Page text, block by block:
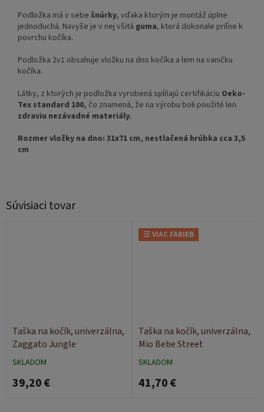
Súvisiaci tovar
Taška na kočík, univerzálna,
Zaggato Jungle
SKLADOM
39,20 €
☰ VIAC FARIEB
Taška na kočík, univerzálna,
Mio Bebe Street
SKLADOM
41,70 €
Podložka má v sebe šnúrky, vďaka ktorým je montáž úplne
jednoduchá. Navyše je v nej všitá guma, ktorá dokonale priľne k
povrchu kočíka.
Podložka 2v1 obsahuje vložku na dno kočíka a lem na vaničku
kočíka.
Látky, z ktorých je podložka vyrobená spĺňajú certifikáciu Oeko-
Tex standard 100, čo znamená, že na výrobu boli použité len
zdraviu nezávadné materiály.
Rozmer vložky na dno: 31x71 cm, nestlačená hrúbka cca 3,5
cm